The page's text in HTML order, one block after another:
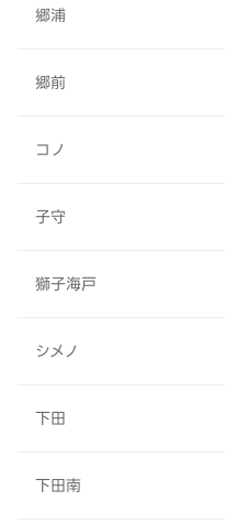
郷浦
郷前
コノ
子守
獅子海戸
シメノ
下田
下田南